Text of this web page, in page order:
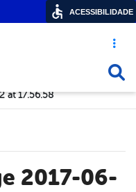
Acesso
at 17.56.58
ACESSIBILIDADE